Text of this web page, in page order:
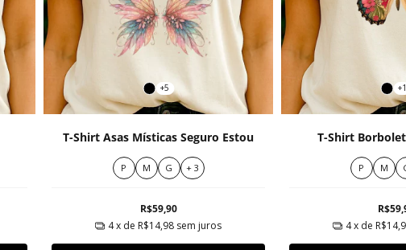
+5
T-Shirt Asas Místicas Seguro Estou
P M G + 3
R$59,90
4x de R$14,98 sem juros
+1
T-Shirt
P M
4x de